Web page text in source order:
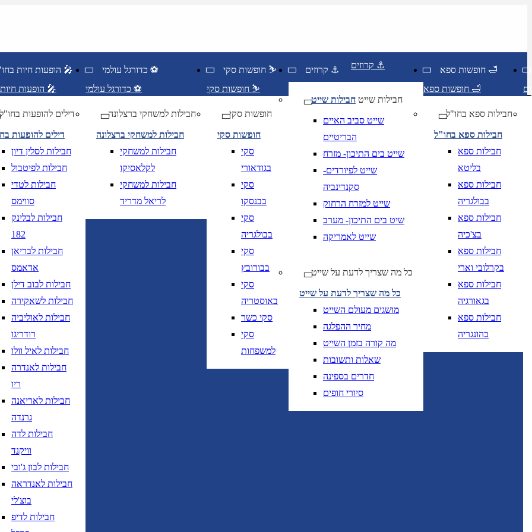
הופעות חיות בחו"ל 🎤
הופעות חיות בחו"ל 🎤
דילים להופעות בחו"ל
דילים להופעות
חבילות לסלין דיון
חבילות לפיטבול
חבילות לטדי
סווימס
חבילות לבלינק
182
חבילות לבריאן
אדאמס
חבילות לבוב דילן
חבילות לשאקירה
חבילות לאוליביה
רודריגו
חבילות לאיל וולו
חבילות לאנדרה
ריו
חבילות לאריאנה
גרנדה
חבילות לדה
וויקנד
חבילות לבון ג'ובי
חבילות לאנדראה
בוצ'לי
חבילות לדיפ
כדורגל עולמי ⚽
כדורגל עולמי ⚽
חבילות למשחקי ברצלונה
חבילות למשחקי ברצלונה
חבילות למשחקי
לקלאסיקו
חבילות למשחקי
לריאל מדריד
חופשות סקי ⛷️
חופשות סקי ⛷️
חופשות סקי
חופשות סקי
סקי
בגודאורי
סקי
בבנסקו
סקי
בבולגריה
סקי
בבורובץ
סקי
באוסטריה
סקי כשר
סקי
למשפחות
קרוזים ⚓ קרוזים ⚓
חבילות שייט חבילות שייט
שייט סביב האיים
הבריטיים
שייט בים התיכון- מזרח
שייט לפיורדים-
סקנדינביה
שייט למזרח הרחוק
שיט בים התיכון- מערב
שייט לאמריקה
כל מה שצריך לדעת על שייט
כל מה שצריך לדעת על שייט
מושגים מעולם השייט
מחיר ההפלגה
מה קורה בזמן השייט
שאלות ותשובות
חדרים בספינה
סיורי חופים
חופשות ספא 🛁
חופשות ספא 🛁
חבילות ספא בחו"ל
חבילות ספא בחו"ל
חבילות ספא
בליטא
חבילות ספא
בבולגריה
חבילות ספא
בצ'כיה
חבילות ספא
בקרלובי וארי
חבילות ספא
בגאורגיה
חבילות ספא
בהונגריה
תאריך יציאה
נא לוודא בחירת יעד לפני בחירת
יום בשתי ספרות קו נטוי חודש בשתי ספרות קו נטוי
תאריך חזרה
DD/MM/YY יום בשתי ספרות קו נטוי חודש בשתי ספרות קו נטוי
תאריך יציאה
תאריך יציאה,